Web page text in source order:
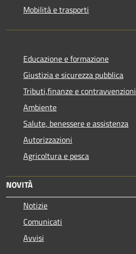
Mobilità e trasporti
Educazione e formazione
Giustizia e sicurezza pubblica
Tributi,finanze e contravvenzioni
Ambiente
Salute, benessere e assistenza
Autorizzazioni
Agricoltura e pesca
NOVITÀ
Notizie
Comunicati
Avvisi